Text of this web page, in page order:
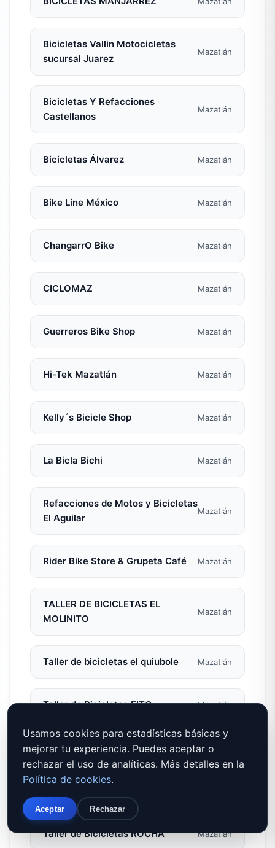
Bicicletas Vallin Motocicletas
sucursal Juarez
Mazatlán
Bicicletas Y Refacciones
Castellanos
Mazatlán
Bicicletas Álvarez Mazatlán
Bike Line México Mazatlán
ChangarrO Bike Mazatlán
CICLOMAZ Mazatlán
Guerreros Bike Shop Mazatlán
Hi-Tek Mazatlán Mazatlán
Kelly´s Bicicle Shop Mazatlán
La Bicla Bichi Mazatlán
Refacciones de Motos y Bicicletas
El Aguilar
Mazatlán
Rider Bike Store & Grupeta Café Mazatlán
TALLER DE BICICLETAS EL
MOLINITO
Mazatlán
Taller de bicicletas el quiubole Mazatlán
Taller de Bicicletas FITO Mazatlán
TALLER DE BICICLETAS JLM Mazatlán
Taller de Bicicletas ROCHA Mazatlán
Usamos cookies para estadísticas básicas y
mejorar tu experiencia. Puedes aceptar o
rechazar el uso de analíticas. Más detalles en la
Política de cookies.
Aceptar Rechazar